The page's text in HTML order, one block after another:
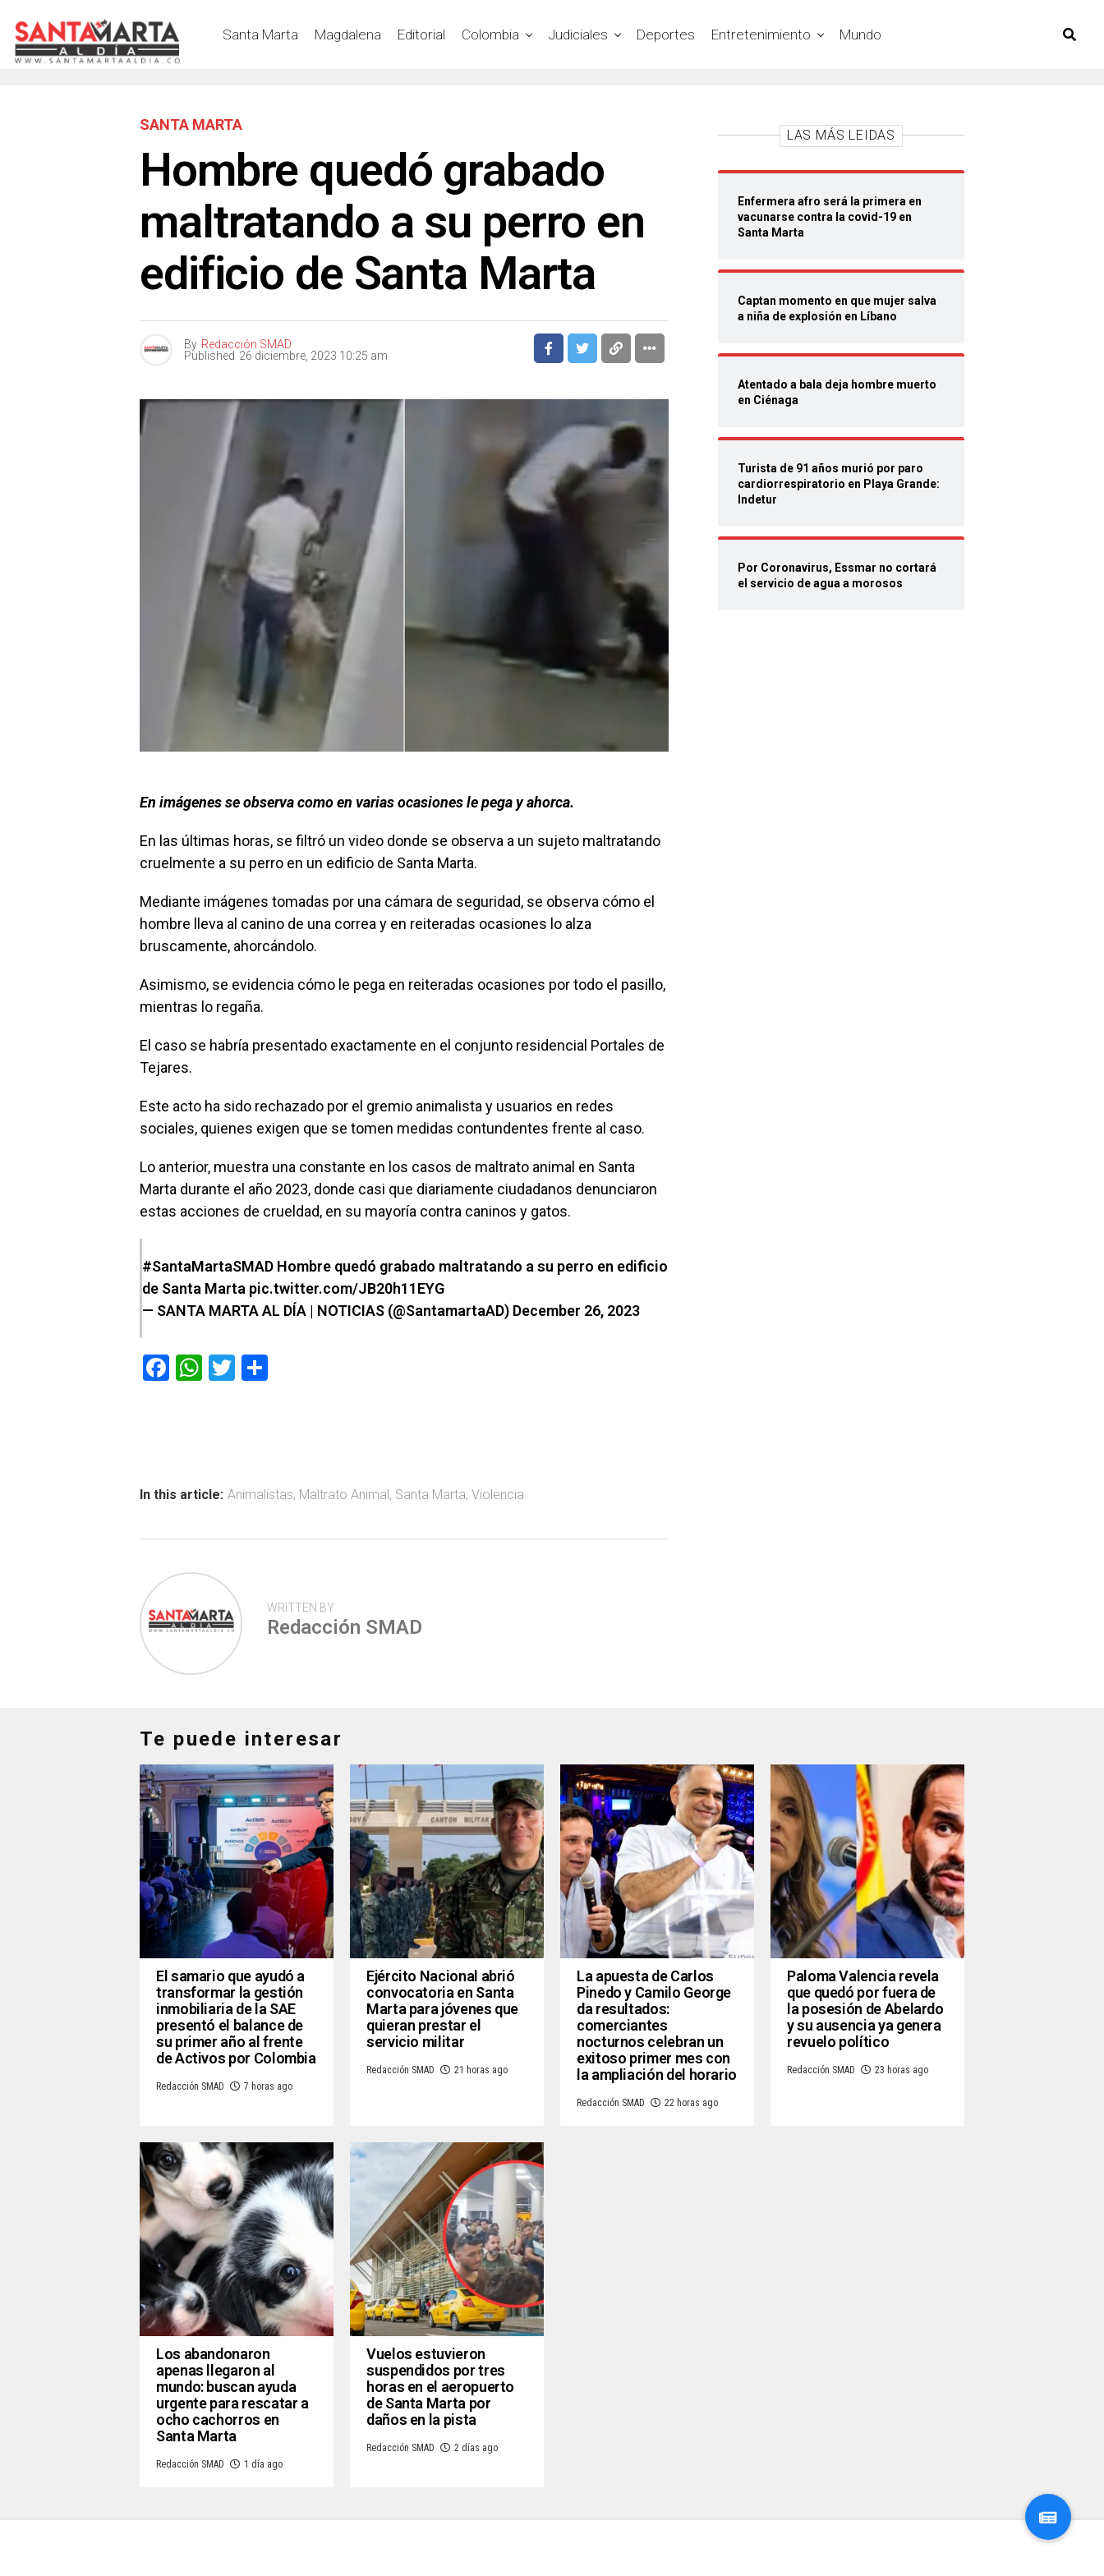
Santa Marta Magdalena Editorial Colombia Judiciales Deportes Entretenimiento Mundo
SANTA MARTA
Hombre quedó grabado
maltratando a su perro en
edificio de Santa Marta
By Redacción SMAD
Published 26 diciembre, 2023 10:25 am
En imágenes se observa como en varias ocasiones le pega y ahorca.
En las últimas horas, se filtró un video donde se observa a un sujeto maltratando
cruelmente a su perro en un edificio de Santa Marta.
Mediante imágenes tomadas por una cámara de seguridad, se observa cómo el
hombre lleva al canino de una correa y en reiteradas ocasiones lo alza
bruscamente, ahorcándolo.
Asimismo, se evidencia cómo le pega en reiteradas ocasiones por todo el pasillo,
mientras lo regaña.
El caso se habría presentado exactamente en el conjunto residencial Portales de
Tejares.
Este acto ha sido rechazado por el gremio animalista y usuarios en redes
sociales, quienes exigen que se tomen medidas contundentes frente al caso.
Lo anterior, muestra una constante en los casos de maltrato animal en Santa
Marta durante el año 2023, donde casi que diariamente ciudadanos denunciaron
estas acciones de crueldad, en su mayoría contra caninos y gatos.
#SantaMartaSMAD Hombre quedó grabado maltratando a su perro en edificio
de Santa Marta pic.twitter.com/JB20h11EYG
— SANTA MARTA AL DÍA | NOTICIAS (@SantamartaAD) December 26, 2023
F
ok
W
p
T
tir
In this article: Animalistas, Maltrato Animal , Santa Marta, Violencia
WRITTEN BY
Redacción SMAD
LAS MÁS LEIDAS
Enfermera afro será la primera en
vacunarse contra la covid-19 en
Santa Marta
Captan momento en que mujer salva
a niña de explosión en Líbano
Atentado a bala deja hombre muerto
en Ciénaga
Turista de 91 años murió por paro
cardiorrespiratorio en Playa Grande:
Indetur
Por Coronavirus, Essmar no cortará
el servicio de agua a morosos
Te puede interesar
El samario que ayudó a
transformar la gestión
inmobiliaria de la SAE
presentó el balance de
su primer año al frente
de Activos por Colombia
Redacción SMAD 7 horas ago
Ejército Nacional abrió
convocatoria en Santa
Marta para jóvenes que
quieran prestar el
servicio militar
Redacción SMAD 21 horas ago
La apuesta de Carlos
Pinedo y Camilo George
da resultados:
comerciantes
nocturnos celebran un
exitoso primer mes con
la ampliación del horario
Redacción SMAD 22 horas ago
Paloma Valencia revela
que quedó por fuera de
la posesión de Abelardo
y su ausencia ya genera
revuelo político
Redacción SMAD 23 horas ago
Los abandonaron
apenas llegaron al
mundo: buscan ayuda
urgente para rescatar a
ocho cachorros en
Santa Marta
Redacción SMAD 1 día ago
Vuelos estuvieron
suspendidos por tres
horas en el aeropuerto
de Santa Marta por
daños en la pista
Redacción SMAD 2 días ago